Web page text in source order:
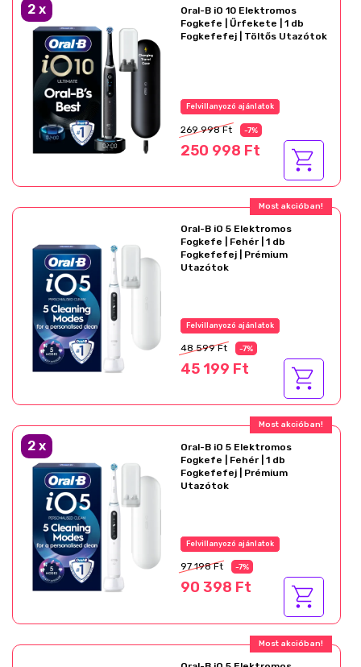
2 x
Oral-B iO 10 Elektromos
Fogkefe | Űrfekete | 1 db
Fogkefefej | Töltős Utazótok
Felvillanyozó ajánlatok
269 998 Ft -7%
250 998 Ft
Most akcióban!
Oral-B iO 5 Elektromos
Fogkefe | Fehér | 1 db
Fogkefefej | Prémium
Utazótok
Felvillanyozó ajánlatok
48 599 Ft -7%
45 199 Ft
Most akcióban!
2 x
Oral-B iO 5 Elektromos
Fogkefe | Fehér | 1 db
Fogkefefej | Prémium
Utazótok
Felvillanyozó ajánlatok
97 198 Ft -7%
90 398 Ft
Most akcióban!